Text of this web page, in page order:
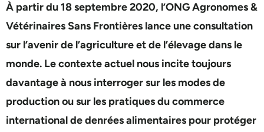
À partir du 18 septembre 2020, l’ONG Agronomes &
Vétérinaires Sans Frontières lance une consultation
sur l’avenir de l’agriculture et de l’élevage dans le
monde. Le contexte actuel nous incite toujours
davantage à nous interroger sur les modes de
production ou sur les pratiques du commerce
international de denrées alimentaires pour protéger